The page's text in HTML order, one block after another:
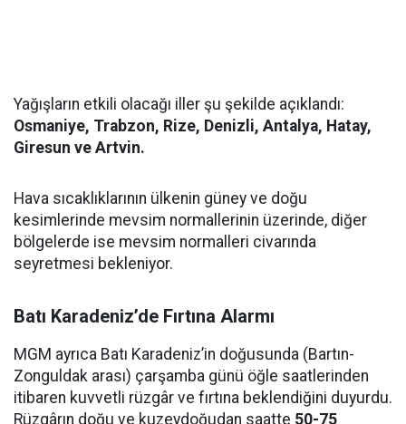
Yağışların etkili olacağı iller şu şekilde açıklandı:
Osmaniye, Trabzon, Rize, Denizli, Antalya, Hatay,
Giresun ve Artvin.
Hava sıcaklıklarının ülkenin güney ve doğu
kesimlerinde mevsim normallerinin üzerinde, diğer
bölgelerde ise mevsim normalleri civarında
seyretmesi bekleniyor.
Batı Karadeniz’de Fırtına Alarmı
MGM ayrıca Batı Karadeniz’in doğusunda (Bartın-
Zonguldak arası) çarşamba günü öğle saatlerinden
itibaren kuvvetli rüzgâr ve fırtına beklendiğini duyurdu.
Rüzgârın doğu ve kuzeydoğudan saatte 50-75